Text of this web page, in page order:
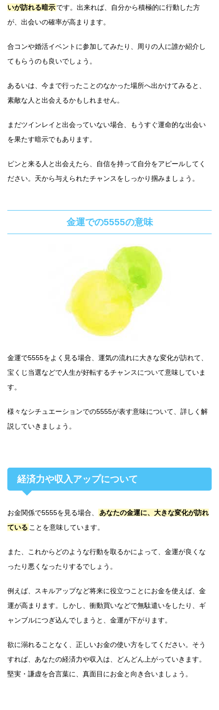
いが訪れる暗示です。出来れば、自分から積極的に行動した方
が、出会いの確率が高まります。
合コンや婚活イベントに参加してみたり、周りの人に誰か紹介し
てもらうのも良いでしょう。
あるいは、今まで行ったことのなかった場所へ出かけてみると、
素敵な人と出会えるかもしれません。
まだツインレイと出会っていない場合、もうすぐ運命的な出会い
を果たす暗示でもあります。
ピンと来る人と出会えたら、自信を持って自分をアピールしてく
ださい。天から与えられたチャンスをしっかり掴みましょう。
金運での5555の意味
金運で5555をよく見る場合、運気の流れに大きな変化が訪れて、
宝くじ当選などで人生が好転するチャンスについて意味していま
す。
様々なシチュエーションでの5555が表す意味について、詳しく解
説していきましょう。
経済力や収入アップについて
お金関係で5555を見る場合、
あなたの金運に、大きな変化が訪れ
ている ことを意味しています。
また、これからどのような行動を取るかによって、金運が良くな
ったり悪くなったりするでしょう。
例えば、スキルアップなど将来に役立つことにお金を使えば、金
運が高まります。しかし、衝動買いなどで無駄遣いをしたり、ギ
ャンブルにつぎ込んでしまうと、金運が下がります。
欲に溺れることなく、正しいお金の使い方をしてください。そう
すれば、あなたの経済力や収入は、どんどん上がっていきます。
堅実・謙虚を合言葉に、真面目にお金と向き合いましょう。